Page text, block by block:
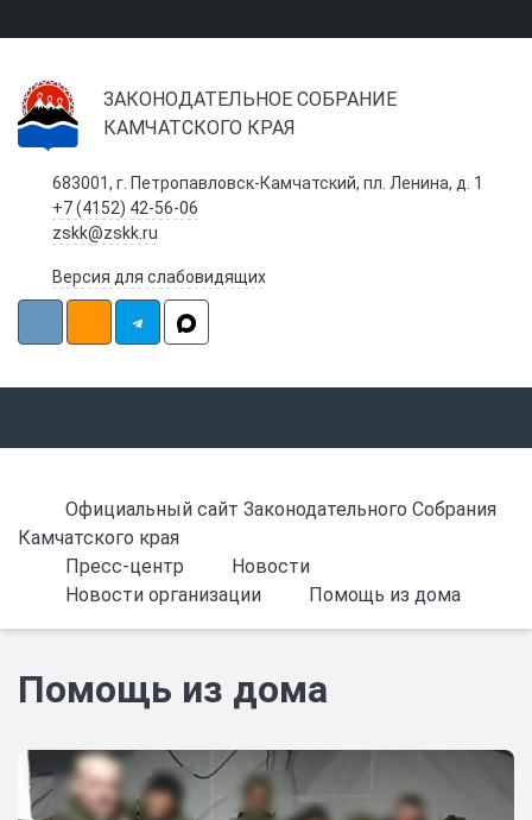
ЗАКОНОДАТЕЛЬНОЕ СОБРАНИЕ
КАМЧАТСКОГО КРАЯ
683001, г. Петропавловск-Камчатский, пл. Ленина, д. 1
+7 (4152) 42-56-06
zskk@zskk.ru
Версия для слабовидящих
Официальный сайт Законодательного Собрания
Камчатского края
Пресс-центр
Новости
Новости организации
Помощь из дома
Помощь из дома